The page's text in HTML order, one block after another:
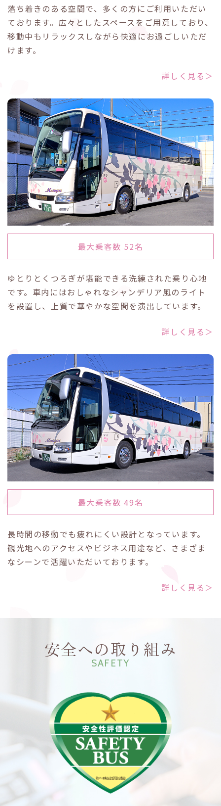
落ち着きのある空間で、多くの方にご利用いただい
ております。広々としたスペースをご用意しており、
移動中もリラックスしながら快適にお過ごしいただ
けます。
詳しく見る＞
最大乗客数 52名
ゆとりとくつろぎが堪能できる洗練された乗り心地
です。車内にはおしゃれなシャンデリア風のライト
を設置し、上質で華やかな空間を演出しています。
詳しく見る＞
最大乗客数 49名
長時間の移動でも疲れにくい設計となっています。
観光地へのアクセスやビジネス用途など、さまざま
なシーンで活躍いただいております。
詳しく見る＞
安全への取り組み
SAFETY